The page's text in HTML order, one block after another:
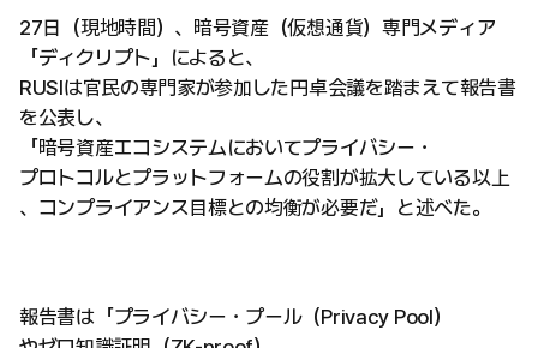
27日（現地時間）、暗号資産（仮想通貨）専門メディア
「ディクリプト」によると、
RUSIは官民の専門家が参加した円卓会議を踏まえて報告書
を公表し、
「暗号資産エコシステムにおいてプライバシー・
プロトコルとプラットフォームの役割が拡大している以上
、コンプライアンス目標との均衡が必要だ」と述べた。
報告書は「プライバシー・プール（Privacy Pool）